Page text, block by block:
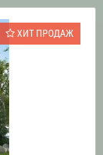
ХИТ ПРОДАЖ